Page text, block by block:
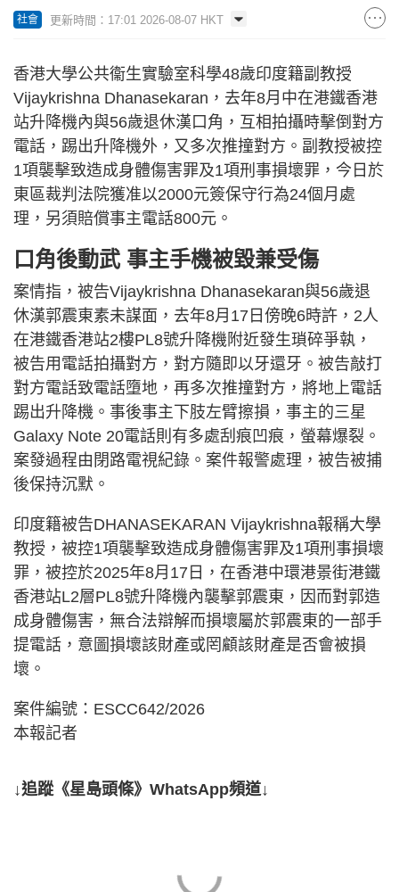
社會 更新時間：17:01 2026-08-07 HKT
香港大學公共衞生實驗室科學48歲印度籍副教授
Vijaykrishna Dhanasekaran，去年8月中在港鐵香港
站升降機內與56歲退休漢口角，互相拍攝時擊倒對方
電話，踢出升降機外，又多次推撞對方。副教授被控
1項襲擊致造成身體傷害罪及1項刑事損壞罪，今日於
東區裁判法院獲准以2000元簽保守行為24個月處
理，另須賠償事主電話800元。
口角後動武 事主手機被毀兼受傷
案情指，被告Vijaykrishna Dhanasekaran與56歲退
休漢郭震東素未謀面，去年8月17日傍晚6時許，2人
在港鐵香港站2樓PL8號升降機附近發生瑣碎爭執，
被告用電話拍攝對方，對方隨即以牙還牙。被告敲打
對方電話致電話墮地，再多次推撞對方，將地上電話
踢出升降機。事後事主下肢左臂擦損，事主的三星
Galaxy Note 20電話則有多處刮痕凹痕，螢幕爆裂。
案發過程由閉路電視紀錄。案件報警處理，被告被捕
後保持沉默。
印度籍被告DHANASEKARAN Vijaykrishna報稱大學
教授，被控1項襲擊致造成身體傷害罪及1項刑事損壞
罪，被控於2025年8月17日，在香港中環港景街港鐵
香港站L2層PL8號升降機內襲擊郭震東，因而對郭造
成身體傷害，無合法辯解而損壞屬於郭震東的一部手
提電話，意圖損壞該財產或罔顧該財產是否會被損
壞。
案件編號：ESCC642/2026
本報記者
↓追蹤《星島頭條》WhatsApp頻道↓